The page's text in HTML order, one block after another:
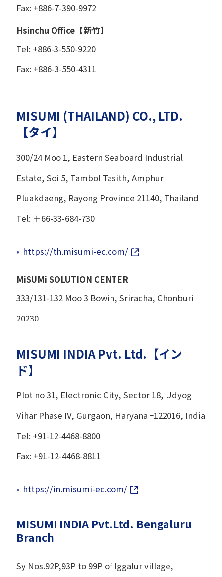
Fax: +886-7-390-9972
Hsinchu Office【新竹】
Tel: +886-3-550-9220
Fax: +886-3-550-4311
MISUMI (THAILAND) CO., LTD.
【タイ】
300/24 Moo 1, Eastern Seaboard Industrial
Estate, Soi 5, Tambol Tasith, Amphur
Pluakdaeng, Rayong Province 21140, Thailand
Tel: ＋66-33-684-730
https://th.misumi-ec.com/
MiSUMi SOLUTION CENTER
333/131-132 Moo 3 Bowin, Sriracha, Chonburi
20230
MISUMI INDIA Pvt. Ltd.【イン
ド】
Plot no 31, Electronic City, Sector 18, Udyog
Vihar Phase IV, Gurgaon, Haryana ｰ122016, India
Tel: +91-12-4468-8800
Fax: +91-12-4468-8811
https://in.misumi-ec.com/
MISUMI INDIA Pvt.Ltd. Bengaluru
Branch
Sy Nos.92P,93P to 99P of Iggalur village,